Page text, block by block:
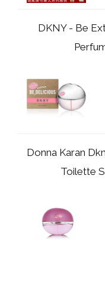
DKNY - Be
Donna Karan
Toilette